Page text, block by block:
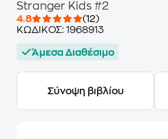
Stranger Kids #2
4.8
(12)
ΚΩΔΙΚΟΣ: 1968913
Άμεσα Διαθέσιμο
Σύνοψη βιβλίου